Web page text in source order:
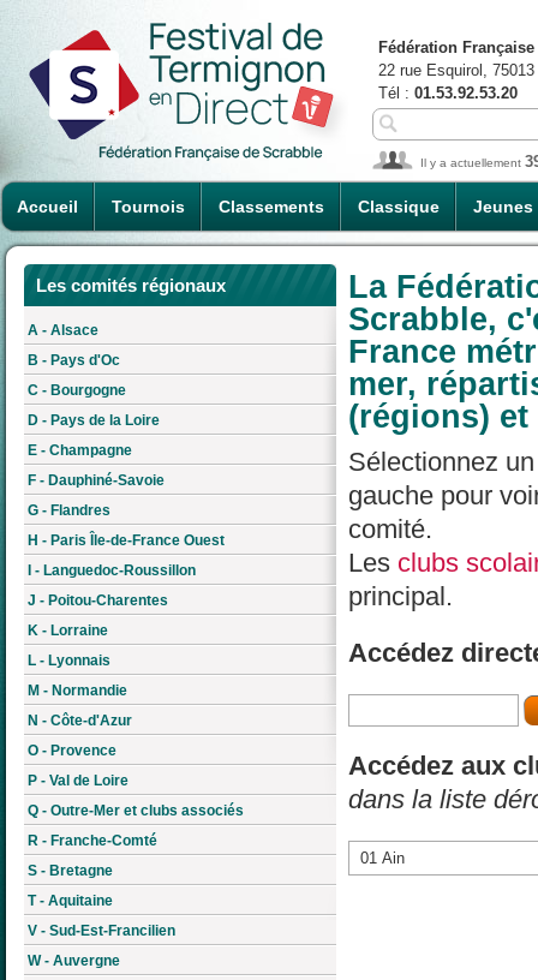
Accueil Tournois Classements Classique Jeunes
Fédération
22 rue Esquirol,
Tél : 01.53.92.53.20
Il y a actuellement
Les comités régionaux
A - Alsace
B - Pays d'Oc
C - Bourgogne
D - Pays de la Loire
E - Champagne
F - Dauphiné-Savoie
G - Flandres
H - Paris Île-de-France Ouest
I - Languedoc-Roussillon
J - Poitou-Charentes
K - Lorraine
L - Lyonnais
M - Normandie
N - Côte-d'Azur
O - Provence
P - Val de Loire
Q - Outre-Mer et clubs associés
R - Franche-Comté
S - Bretagne
T - Aquitaine
V - Sud-Est-Francilien
W - Auvergne
La
Scrabble,
France
mer,
(régions)
Sélectionnez
gauche pour
comité.
Les clubs
principal.
Accédez
Accédez aux
dans la liste